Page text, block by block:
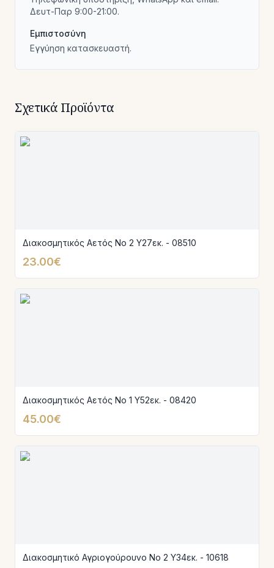
Δευτ-Παρ 9:00-21:00.
Εμπιστοσύνη
Εγγύηση κατασκευαστή.
Σχετικά Προϊόντα
Διακοσμητικός Αετός Νο 2 Υ27εκ. - 08510
23.00€
Διακοσμητικός Αετός Νο 1 Υ52εκ. - 08420
45.00€
Διακοσμητικό Αγριογούρουνο Νο 2 Υ34εκ. - 10618